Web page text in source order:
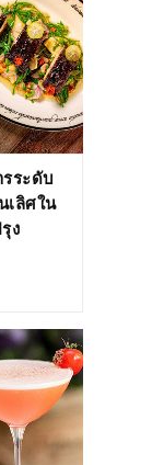
ระดับ
เลิศใน
ง